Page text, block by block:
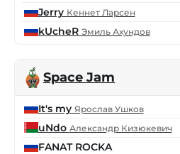
Jerry Кеннет Ларсен
kUcheR Эмиль Ахундов
Space Jam
It's my Ярослав Ушков
uNdo Александр Кизюкевич
FANAT ROCKA